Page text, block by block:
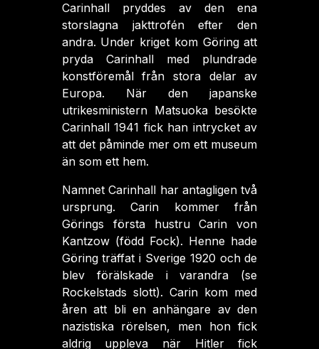
Carinhall pryddes av den ena
storslagna jakttrofén efter den
andra. Under kriget kom Göring att
pryda Carinhall med plundrade
konstföremål från stora delar av
Europa. När den japanske
utrikesministern Matsuoka besökte
Carinhall 1941 fick han intrycket av
att det påminde mer om ett museum
än som ett hem.
Namnet Carinhall har antagligen två
ursprung. Carin kommer från
Görings första hustru Carin von
Kantzow (född Fock). Henne hade
Göring träffat i Sverige 1920 och de
blev förälskade i varandra (se
Rockelstads slott). Carin kom med
åren att bli en anhängare av den
nazistiska rörelsen, men hon fick
aldrig uppleva när Hitler fick